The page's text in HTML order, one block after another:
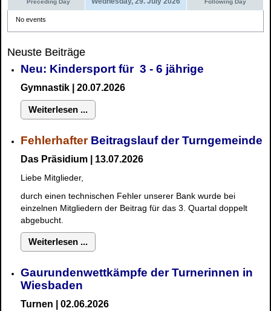
No events
Neuste Beiträge
Neu: Kindersport für 3 - 6 jährige
Gymnastik | 20.07.2026
Weiterlesen ...
FehlerhafterBeitragslauf der Turngemeinde
Das Präsidium | 13.07.2026
Liebe Mitglieder,
durch einen technischen Fehler unserer Bank wurde bei
einzelnen Mitgliedern der Beitrag für das 3. Quartal doppelt
abgebucht.
Weiterlesen ...
Gaurundenwettkämpfe der Turnerinnen in
Wiesbaden
Turnen | 02.06.2026